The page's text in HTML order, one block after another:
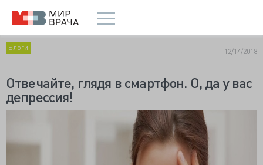
Блоги 12/14/2018
Отвечайте, глядя в смартфон. О, да у вас
депрессия!